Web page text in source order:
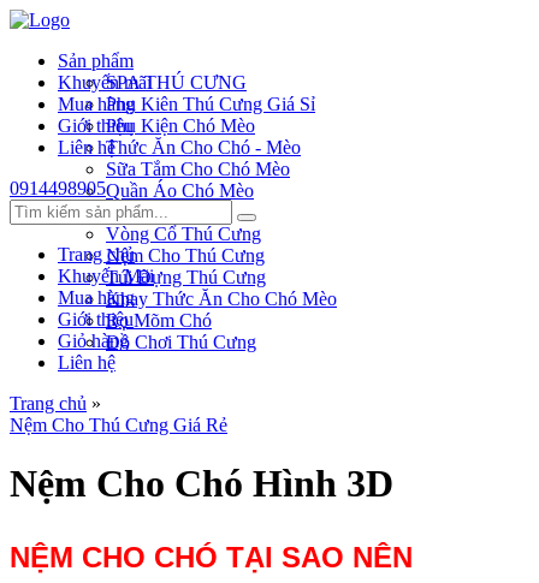
Sản phẩm
SPA THÚ CƯNG
Phụ Kiên Thú Cưng Giá Sỉ
Phụ Kiện Chó Mèo
Thức Ăn Cho Chó - Mèo
Sữa Tắm Cho Chó Mèo
Quần Áo Chó Mèo
Dây Xích Chó
Vòng Cổ Thú Cưng
Nệm Cho Thú Cưng
Túi Đựng Thú Cưng
Khay Thức Ăn Cho Chó Mèo
Rọ Mõm Chó
Đồ Chơi Thú Cưng
Khuyến mãi
Mua hàng
Giới thiệu
Liên hệ
0914498905
Trang chủ
Khuyến Mãi
Mua hàng
Giới thiệu
Giỏ hàng
Liên hệ
Trang chủ »
Nệm Cho Thú Cưng Giá Rẻ
Nệm Cho Chó Hình 3D
NỆM CHO CHÓ TẠI SAO NÊN